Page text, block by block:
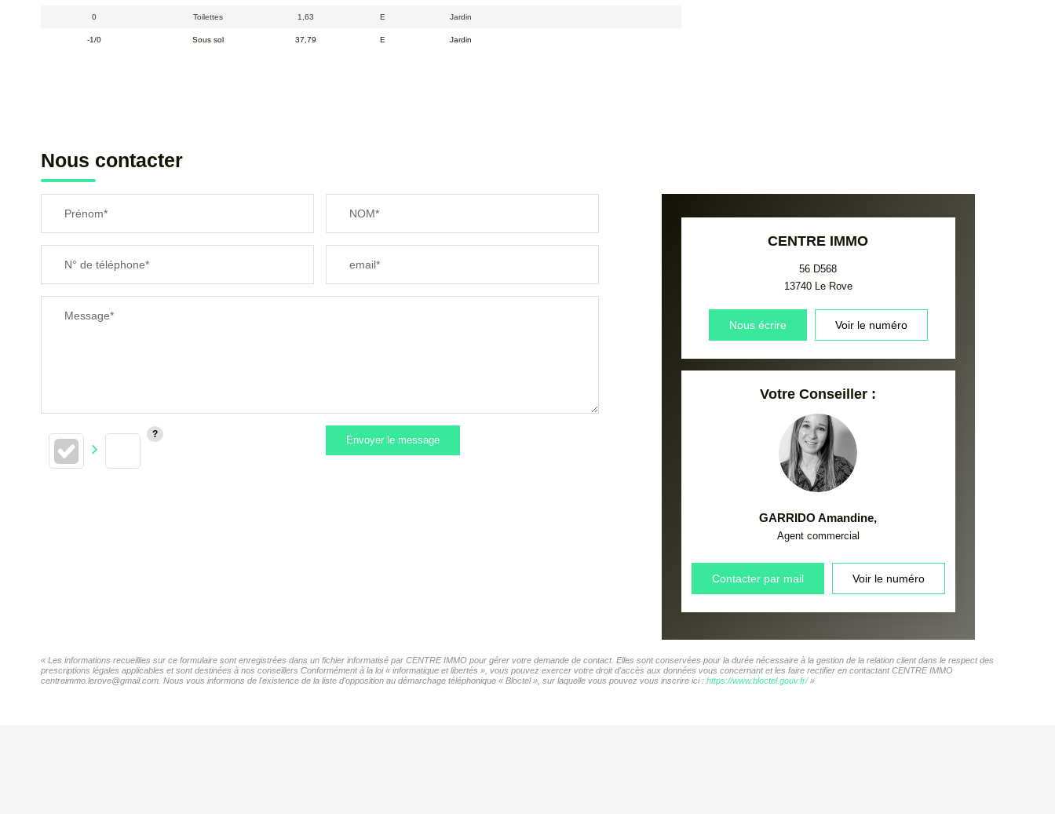
0 Toilettes 1,63 E Jardin
-1/0 Sous sol 37,79 E Jardin
Nous contacter
Prénom* NOM*
N° de téléphone* email*
Message*
Envoyer le message
CENTRE IMMO
56 D568
13740 Le Rove
Nous écrire Voir le numéro
Votre Conseiller :
GARRIDO Amandine,
Agent commercial
Contacter par mail Voir le numéro
« Les informations recueillies sur ce formulaire sont enregistrées dans un fichier informatisé par CENTRE IMMO pour gérer votre demande de contact. Elles sont conservées pour la durée nécessaire à la gestion de la relation client dans le respect des
prescriptions légales applicables et sont destinées à nos conseillers Conformément à la loi « informatique et libertés », vous pouvez exercer votre droit d'accès aux données vous concernant et les faire rectifier en contactant CENTRE IMMO
centreimmo.lerove@gmail.com. Nous vous informons de l'existence de la liste d'opposition au démarchage téléphonique « Bloctel », sur laquelle vous pouvez vous inscrire ici : https://www.bloctel.gouv.fr/»